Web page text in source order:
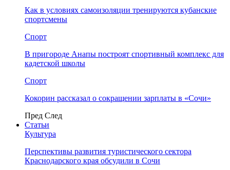
Как в условиях самоизоляции тренируются кубанские
спортсмены
Спорт
В пригороде Анапы построят спортивный комплекс для
кадетской школы
Спорт
Кокорин рассказал о сокращении зарплаты в «Сочи»
Пред След
Статьи
Культура
Перспективы развития туристического сектора
Краснодарского края обсудили в Сочи